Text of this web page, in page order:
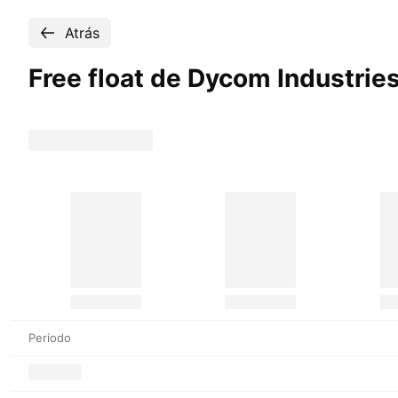
Atrás
Free float de Dycom
Periodo